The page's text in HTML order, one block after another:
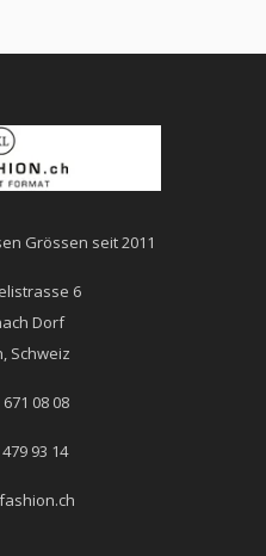
Grössen seit 2011
6
Dorf
Schweiz
08 08
93 14